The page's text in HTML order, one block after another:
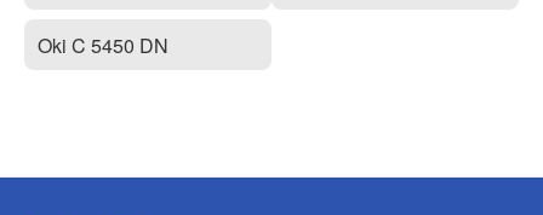
Oki C 5450 DN